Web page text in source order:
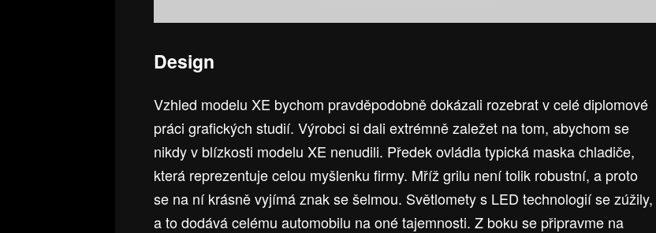
Design
Vzhled modelu XE bychom pravděpodobně dokázali rozebrat v celé diplomové
práci grafických studií. Výrobci si dali extrémně zaležet na tom, abychom se
nikdy v blízkosti modelu XE nenudili. Předek ovládla typická maska chladiče,
která reprezentuje celou myšlenku firmy. Mříž grilu není tolik robustní, a proto
se na ní krásně vyjímá znak se šelmou. Světlomety s LED technologií se zúžily,
a to dodává celému automobilu na oné tajemnosti. Z boku se připravme na